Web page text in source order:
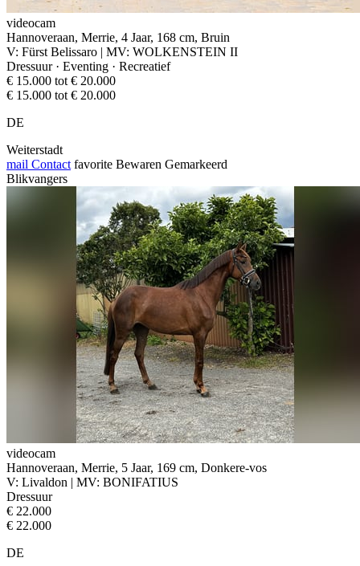
videocam
Hannoveraan, Merrie, 4 Jaar, 168 cm, Bruin
V: Fürst Belissaro | MV: WOLKENSTEIN II
Dressuur · Eventing · Recreatief
€ 15.000 tot € 20.000
€ 15.000 tot € 20.000
DE
Weiterstadt
mail Contact favorite Bewaren Gemarkeerd
Blikvangers
videocam
Hannoveraan, Merrie, 5 Jaar, 169 cm, Donkere-vos
V: Livaldon | MV: BONIFATIUS
Dressuur
€ 22.000
€ 22.000
DE